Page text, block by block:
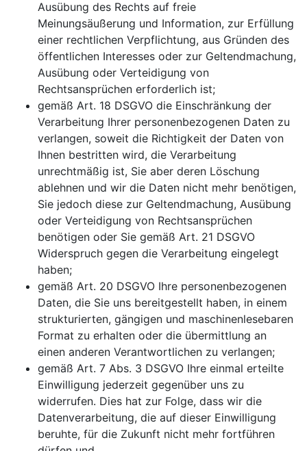
Ausübung des Rechts auf freie
Meinungsäußerung und Information, zur Erfüllung
einer rechtlichen Verpflichtung, aus Gründen des
öffentlichen Interesses oder zur Geltendmachung,
Ausübung oder Verteidigung von
Rechtsansprüchen erforderlich ist;
gemäß Art. 18 DSGVO die Einschränkung der
Verarbeitung Ihrer personenbezogenen Daten zu
verlangen, soweit die Richtigkeit der Daten von
Ihnen bestritten wird, die Verarbeitung
unrechtmäßig ist, Sie aber deren Löschung
ablehnen und wir die Daten nicht mehr benötigen,
Sie jedoch diese zur Geltendmachung, Ausübung
oder Verteidigung von Rechtsansprüchen
benötigen oder Sie gemäß Art. 21 DSGVO
Widerspruch gegen die Verarbeitung eingelegt
haben;
gemäß Art. 20 DSGVO Ihre personenbezogenen
Daten, die Sie uns bereitgestellt haben, in einem
strukturierten, gängigen und maschinenlesebaren
Format zu erhalten oder die übermittlung an
einen anderen Verantwortlichen zu verlangen;
gemäß Art. 7 Abs. 3 DSGVO Ihre einmal erteilte
Einwilligung jederzeit gegenüber uns zu
widerrufen. Dies hat zur Folge, dass wir die
Datenverarbeitung, die auf dieser Einwilligung
beruhte, für die Zukunft nicht mehr fortführen